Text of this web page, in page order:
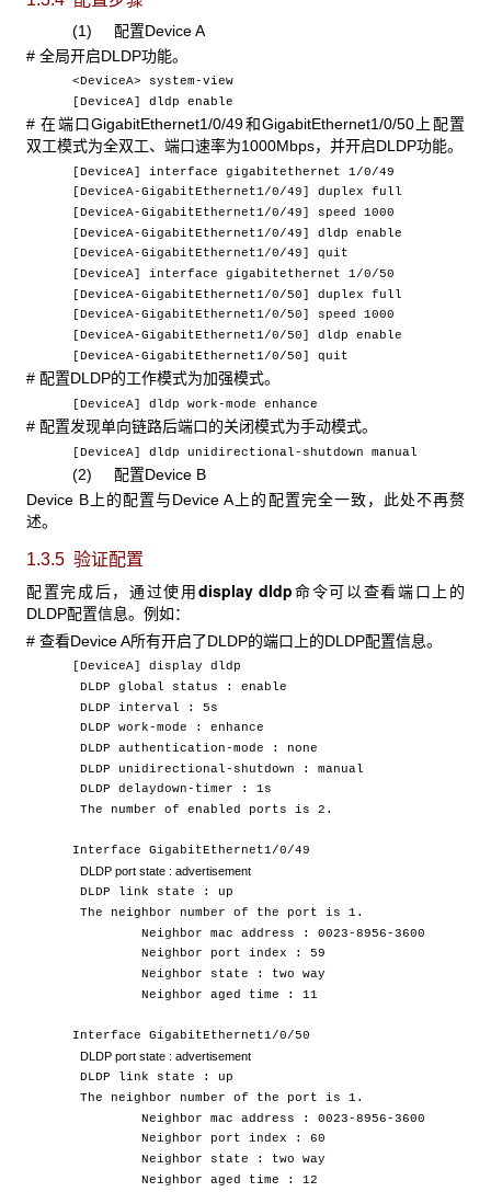
(1) 配置Device A
# 全局开启DLDP功能。
<DeviceA> system-view
[DeviceA] dldp enable
# 在端口GigabitEthernet1/0/49和GigabitEthernet1/0/50上配置
双工模式为全双工、端口速率为1000Mbps，并开启DLDP功能。
[DeviceA] interface gigabitethernet 1/0/49
[DeviceA-GigabitEthernet1/0/49] duplex full
[DeviceA-GigabitEthernet1/0/49] speed 1000
[DeviceA-GigabitEthernet1/0/49] dldp enable
[DeviceA-GigabitEthernet1/0/49] quit
[DeviceA] interface gigabitethernet 1/0/50
[DeviceA-GigabitEthernet1/0/50] duplex full
[DeviceA-GigabitEthernet1/0/50] speed 1000
[DeviceA-GigabitEthernet1/0/50] dldp enable
[DeviceA-GigabitEthernet1/0/50] quit
# 配置DLDP的工作模式为加强模式。
[DeviceA] dldp work-mode enhance
# 配置发现单向链路后端口的关闭模式为手动模式。
[DeviceA] dldp unidirectional-shutdown manual
(2) 配置Device B
Device B上的配置与Device A上的配置完全一致，此处不再赘
述。
1.3.5 验证配置
配置完成后，通过使用display dldp命令可以查看端口上的
DLDP配置信息。例如：
# 查看Device A所有开启了DLDP的端口上的DLDP配置信息。
[DeviceA] display dldp
DLDP global status : enable
DLDP interval : 5s
DLDP work-mode : enhance
DLDP authentication-mode : none
DLDP unidirectional-shutdown : manual
DLDP delaydown-timer : 1s
The number of enabled ports is 2.
Interface GigabitEthernet1/0/49
DLDP port state : advertisement
DLDP link state : up
The neighbor number of the port is 1.
Neighbor mac address : 0023-8956-3600
Neighbor port index : 59
Neighbor state : two way
Neighbor aged time : 11
Interface GigabitEthernet1/0/50
DLDP port state : advertisement
DLDP link state : up
The neighbor number of the port is 1.
Neighbor mac address : 0023-8956-3600
Neighbor port index : 60
Neighbor state : two way
Neighbor aged time : 12